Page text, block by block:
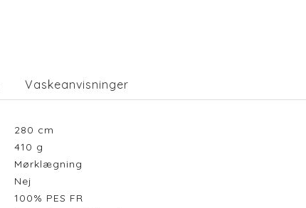
Vaskeanvisninger
280 cm
410 g
Mørklægning
Nej
100% PES FR